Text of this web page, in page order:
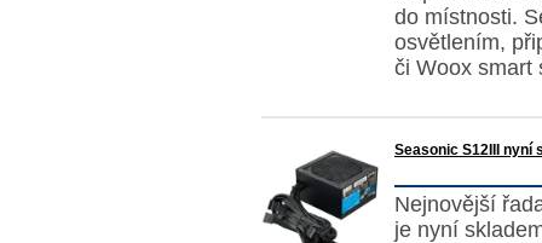
do místnosti.
osvětlením,
či Woox smart
Seasonic S12III nyní
Nejnovější
je nyní